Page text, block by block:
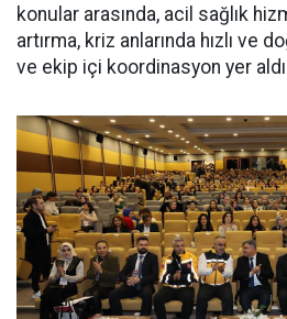
konular arasında, acil sağlık
artırma, kriz anlarında hızlı ve
ve ekip içi koordinasyon yer